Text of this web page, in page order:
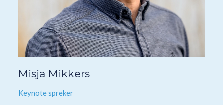
Misja Mikkers
Keynote spreker